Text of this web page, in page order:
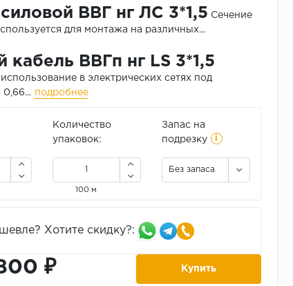
ВВГ нг ЛС 3*1,5 Сечение
для монтажа на различных...
кабель ВВГп нг LS 3*1,5
в электрических сетях под
подробнее
Количество
упаковок:
100 м
Запас на
подрезку
i
Без запаса
Хотите скидку?:
₽ Купить